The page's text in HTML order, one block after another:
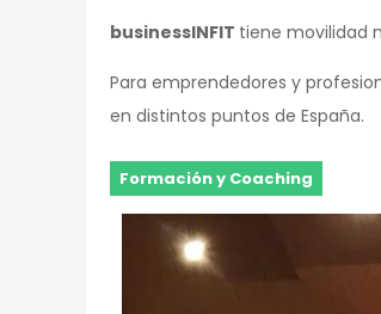
businessINFIT tiene movilidad
Para emprendedores y
en distintos puntos de España.
Formación y Coaching